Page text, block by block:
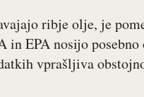
ribje olje, je
EPA nosijo posebno
vprašljiva